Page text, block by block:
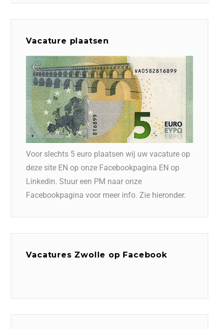
Vacature plaatsen
Voor slechts 5 euro plaatsen wij uw vacature op
deze site EN op onze Facebookpagina EN op
Linkedin. Stuur een PM naar onze
Facebookpagina voor meer info. Zie hieronder.
Vacatures Zwolle op Facebook